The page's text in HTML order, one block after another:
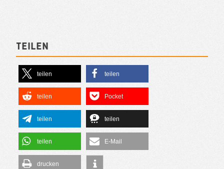
Teilen
teilen teilen
teilen Pocket
teilen teilen
teilen E-Mail
drucken